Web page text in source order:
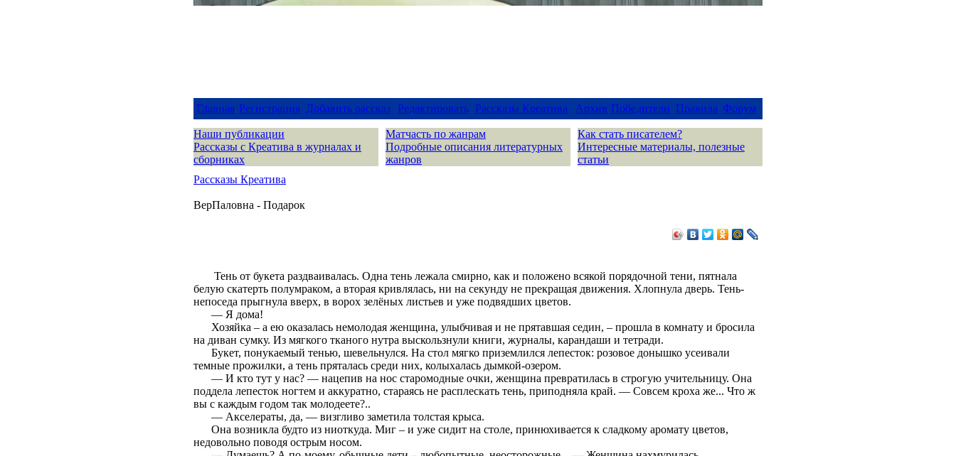
Главная Регистрация Добавить рассказ Редактировать Рассказы Креатива Архив Победители Правила Форум
Наши публикации
Рассказы с Креатива в журналах и
сборниках
Матчасть по жанрам
Подробные описания литературных
жанров
Как стать писателем?
Интересные материалы, полезные
статьи
Рассказы Креатива
ВерПаловна - Подарок
Тень от букета раздваивалась. Одна тень лежала смирно, как и положено всякой порядочной тени, пятнала
белую скатерть полумраком, а вторая кривлялась, ни на секунду не прекращая движения. Хлопнула дверь. Тень-
непоседа прыгнула вверх, в ворох зелёных листьев и уже подвядших цветов.
— Я дома!
Хозяйка – а ею оказалась немолодая женщина, улыбчивая и не прятавшая седин, – прошла в комнату и бросила
на диван сумку. Из мягкого тканого нутра выскользнули книги, журналы, карандаши и тетради.
Букет, понукаемый тенью, шевельнулся. На стол мягко приземлился лепесток: розовое донышко усеивали
темные прожилки, а тень пряталась среди них, колыхалась дымкой-озером.
— И кто тут у нас? — нацепив на нос старомодные очки, женщина превратилась в строгую учительницу. Она
поддела лепесток ногтем и аккуратно, стараясь не расплескать тень, приподняла край. — Совсем кроха же... Что ж
вы с каждым годом так молодеете?..
— Акселераты, да, — визгливо заметила толстая крыса.
Она возникла будто из ниоткуда. Миг – и уже сидит на столе, принюхивается к сладкому аромату цветов,
недовольно поводя острым носом.